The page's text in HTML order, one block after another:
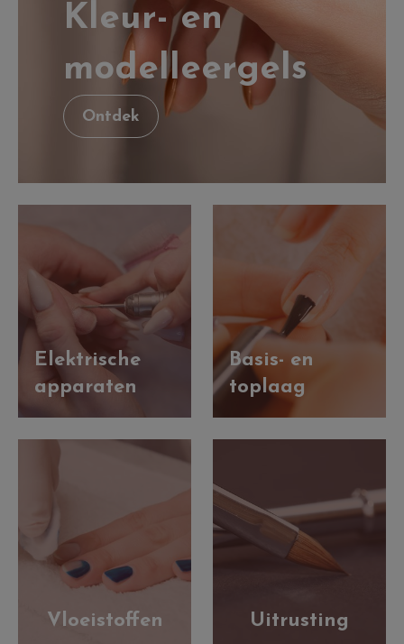
Kleur- en
modelleergels
Ontdek
Elektrische
apparaten
Basis- en
toplaag
Vloeistoffen Uitrusting